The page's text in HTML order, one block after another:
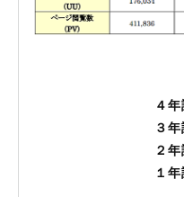
４年
３年
２
１